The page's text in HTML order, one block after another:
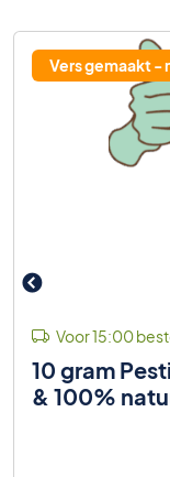
Vers gemaakt -
Voor 15:00
10 gram
& 100%